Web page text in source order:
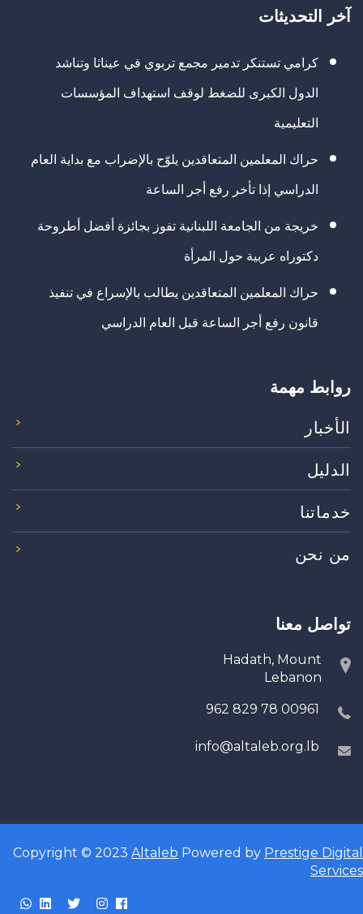
آخر التحديثات
كرامي تستنكر تدمير مجمع تربوي في عيناثا وتناشد
الدول الكبرى للضغط لوقف استهداف المؤسسات
التعليمية
حراك المعلمين المتعاقدين يلوّح بالإضراب مع بداية العام
الدراسي إذا تأخر رفع أجر الساعة
خريجة من الجامعة اللبنانية تفوز بجائزة أفضل أطروحة
دكتوراه عربية حول المرأة
حراك المعلمين المتعاقدين يطالب بالإسراع في تنفيذ
قانون رفع أجر الساعة قبل العام الدراسي
روابط مهمة
الأخبار
الدليل
خدماتنا
من نحن
تواصل معنا
Hadath, Mount
Lebanon
00961 78 829 962
info@altaleb.org.lb
Copyright © 2023 Altaleb Powered by Prestige Digital
Services